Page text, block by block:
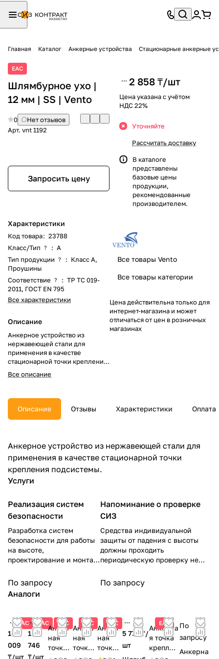
Главная Каталог Анкерные устройства Стационарные анкерные
ЕАС
Шлямбурное ухо |
12 мм | SS | Vento
0
Нет отзывов
Арт. vnt 1192
Запросить цену
Характеристики
Код товара: 23788
Класс/Тип
? : A
Тип продукции
? : Класс А,
Проушины
Соответствие
? : ТР ТС 019-
2011, ГОСТ EN 795
Все характеристики
Описание
Анкерное устройство из
нержавеющей стали для
применения в качестве
стационарной точки крепления
подсистемы.
Все описание
2 858 ₸/шт
Цена указана с учётом
НДС 22%
Уточняйте
Рассчитать доставку
В каталоге
представлены
базовые цены
продукции,
рекомендованные
производителем.
Все товары Vento
Все товары категории
Цена действительна только для
интернет-магазина и может
отличаться от цен в розничных
магазинах
Описание Отзывы Характеристики Оплата
Анкерное устройство из нержавеющей стали для
применения в качестве стационарной точки
крепления подсистемы.
Услуги
Реализация систем
безопасности
Разработка систем
безопасности для работы
на высоте,
проектирование и монтаж
стационарных анкерных
линий и вертикальных
систем защиты от падения
По запросу
Напоминание о проверке
СИЗ
Средства индивидуальной
защиты от падения с высоты
должны проходить
периодическую проверку не
напомним о необходимости
провести проверку через год
По запросу
Аналоги
ЕАС
16
009
₸/шт
ЕАС
15
746
₸/шт
ЕАС
Анкер
ная
точка
крепле
ЕАС
Анкер
ная
точка
крепле
ЕАС
Анкер
ная
точка
крепле
5 774 ₸/
шт
ЕАС
Анкерна
я точка
креплен
ия
По
запросу
Анкерна